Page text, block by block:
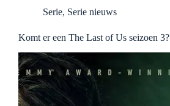
Serie, Serie nieuws
Komt er een The Last of Us seizoen 3?